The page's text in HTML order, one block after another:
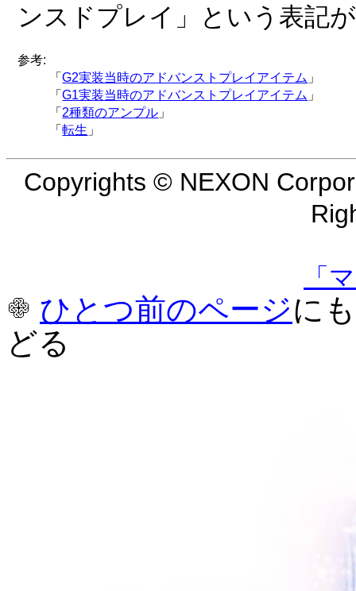
ンスドプレイ」という表記
参考:
「G2実装当時のアドバンストプレイアイテム 」
「G1実装当時のアドバンストプレイアイテム 」
「 2種類のアンプル 」
「転生 」
Copyrights © NEXON
「
ひとつ前のページに
どる